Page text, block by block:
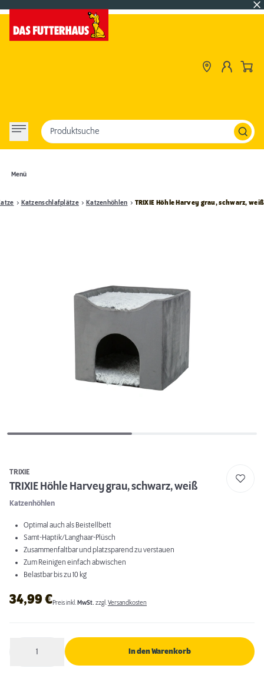
Menü
Produktsuche
Katzenschlafplätze Katzenhöhlen TRIXIE Höhle Harvey grau, schwarz, weiß
TRIXIE
TRIXIE Höhle Harvey grau, schwarz, weiß
Katzenhöhlen
Optimal auch als Beistellbett
Samt-Haptik/Langhaar-Plüsch
Zusammenfaltbar und platzsparend zu verstauen
Zum Reinigen einfach abwischen
Belastbar bis zu 10 kg
34,99€Preis inkl. MwSt. zzgl.Versandkosten
1 In den Warenkorb